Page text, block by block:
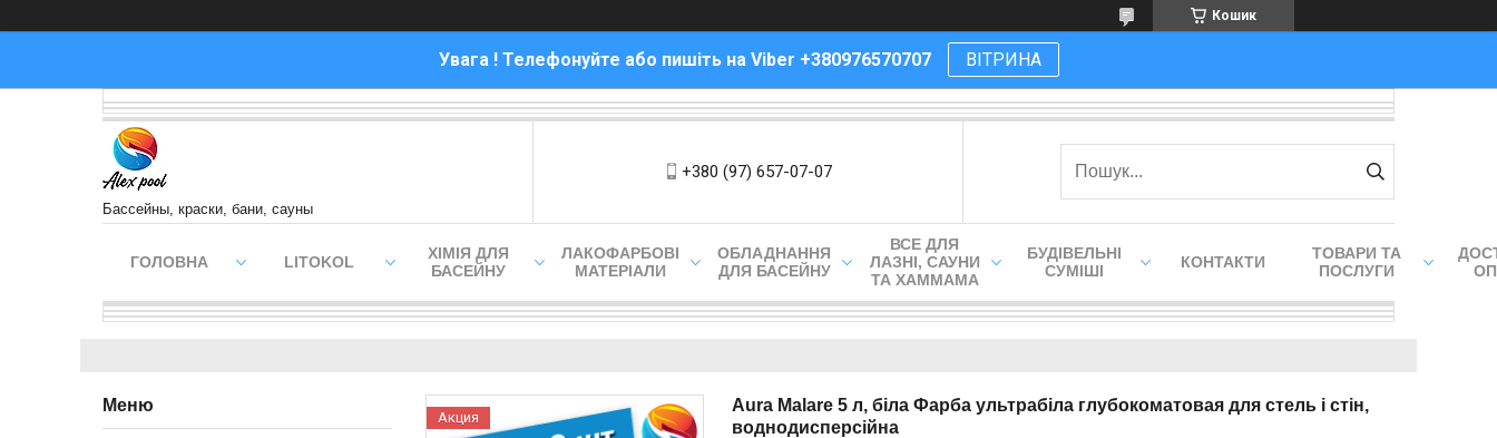
Кошик
Увага ! Телефонуйте або пишіть на Viber +380976570707 ВІТРИНА
Бассейны, краски, бани, сауны
+380 (97) 657-07-07
ГОЛОВНА LITOKOL
ХІМІЯ ДЛЯ
БАСЕЙНУ
ЛАКОФАРБОВІ
МАТЕРІАЛИ
ОБЛАДНАННЯ
ДЛЯ БАСЕЙНУ
ВСЕ ДЛЯ
ЛАЗНІ, САУНИ
ТА ХАММАМА
БУДІВЕЛЬНІ
СУМІШІ
КОНТАКТИ
ТОВАРИ ТА
ПОСЛУГИ
Акция
Aura Malare 5 л, біла Фарба ультрабіла глубокоматовая для стель і стін,
воднодисперсійна